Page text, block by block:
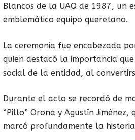
Blancos de la UAQ de 1987, un
emblemático equipo queretano.
La ceremonia fue encabezada
quien destacó la importancia
social de la entidad, al
Durante el acto se recordó de
“Pillo” Orona y Agustín
marcó profundamente la